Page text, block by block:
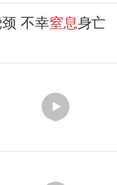
不幸窒息身亡